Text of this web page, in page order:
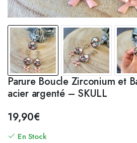
Parure Boucle Zirconium et
acier argenté – SKULL
19,90€
En Stock